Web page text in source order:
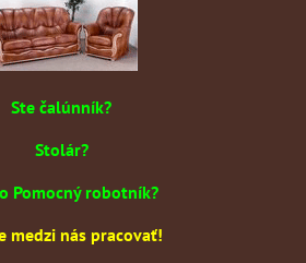
Ste čalúnník?
Stolár?
Pomocný robotník?
medzi nás pracovať!